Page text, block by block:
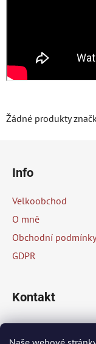
Žádné produkty
Info
Velkoobchod
O mně
Obchodní podmínky
GDPR
Kontakt